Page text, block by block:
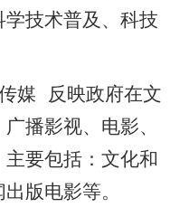
技术普及、科技
媒 反映政府在文
播影视、 电影、
要包括：文化和
出版电影等。